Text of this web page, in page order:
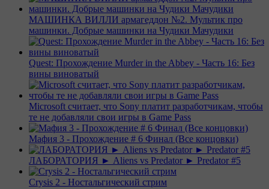
МАШИНКА ВИЛЛИ армагеддон №2. Мультик про
машинки. Добрые машинки на Чудики Мачудики
Quest: Прохождение Murder in the Abbey - Часть 16: Без
вины виноватый
Microsoft считает, что Sony платит разработчикам, чтобы
те не добавляли свои игры в Game Pass
Мафия 3 - Прохождение # 6 Финал (Все концовки)
ЛАБОРАТОРИЯ ► Aliens vs Predator ► Predator #5
Crysis 2 - Ностальгический стрим